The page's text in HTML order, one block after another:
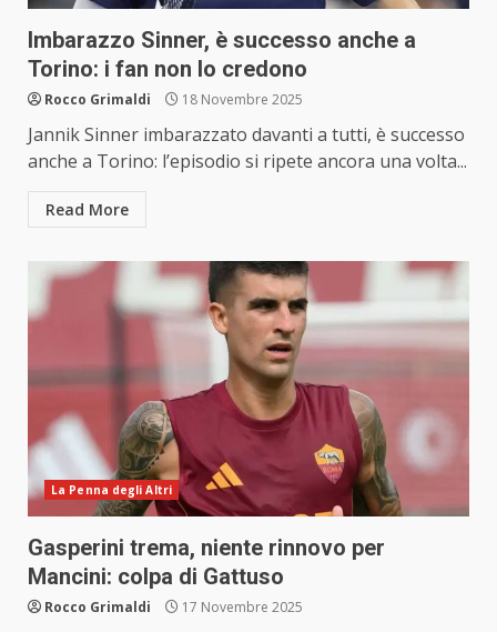
Imbarazzo Sinner, è successo anche a
Torino: i fan non lo credono
Rocco Grimaldi 18 Novembre 2025
Jannik Sinner imbarazzato davanti a tutti, è successo
anche a Torino: l’episodio si ripete ancora una volta...
Read More
La Penna degli Altri
Gasperini trema, niente rinnovo per
Mancini: colpa di Gattuso
Rocco Grimaldi 17 Novembre 2025